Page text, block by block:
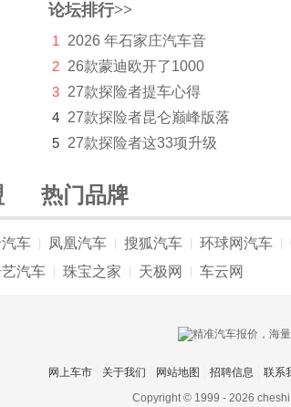
论坛排行>>
1
2026 年石家庄汽车音
2 26款蒙迪欧开了1000
3 27款探险者提车心得
4 27款探险者昆仑巅峰版落
5 27款探险者这33项升级
热门品牌
车 凤凰汽车 搜狐汽车 环球网汽车
汽车 珠宝之家 天极网 车云网
网上车市 关于我们 网站地图 招聘信息 联系
Copyright © 1999 - 2026